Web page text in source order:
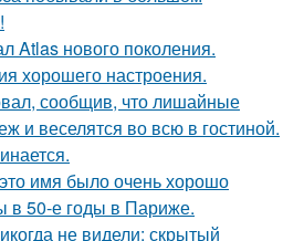
Atlas нового поколения.
хорошего настроения.
сообщив, что лишайные
и веселятся во всю в гостиной.
имя было очень хорошо
в 50-е годы в Париже.
не видели: скрытый